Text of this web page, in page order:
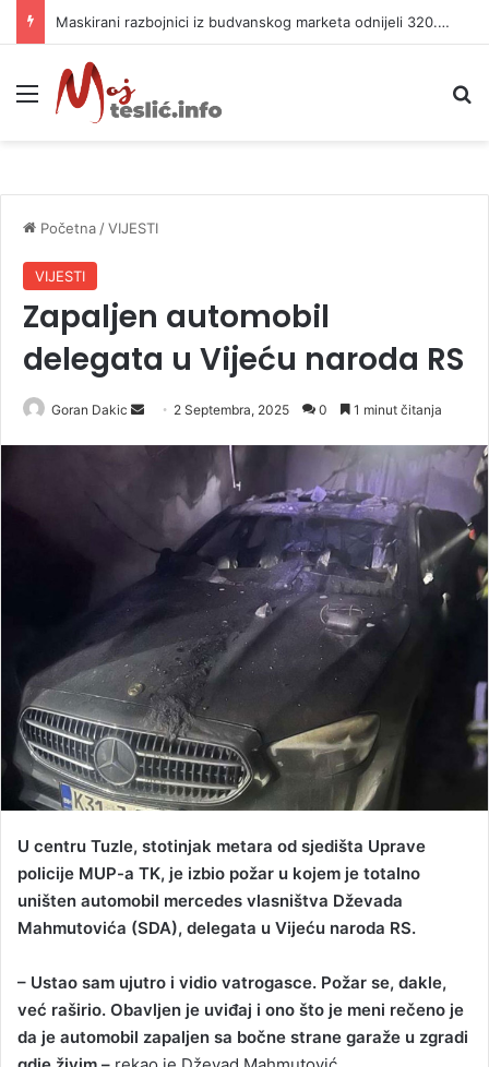
Maskirani razbojnici iz budvanskog marketa odnijeli 320.000 evra
Meni
Početna /VIJESTI
VIJESTI
Zapaljen automobil
delegata u Vijeću naroda RS
Goran Dakic 2 Septembra, 2025 0 1 minut čitanja
U centru Tuzle, stotinjak metara od sjedišta Uprave
policije MUP-a TK, je izbio požar u kojem je totalno
uništen automobil mercedes vlasništva Dževada
Mahmutovića (SDA), delegata u Vijeću naroda RS.
– Ustao sam ujutro i vidio vatrogasce. Požar se, dakle,
već raširio. Obavljen je uviđaj i ono što je meni rečeno je
da je automobil zapaljen sa bočne strane garaže u zgradi